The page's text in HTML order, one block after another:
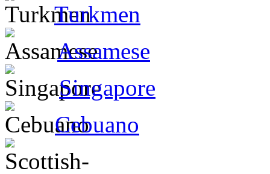
Turkmen
Assamese
Singapore
Cebuano